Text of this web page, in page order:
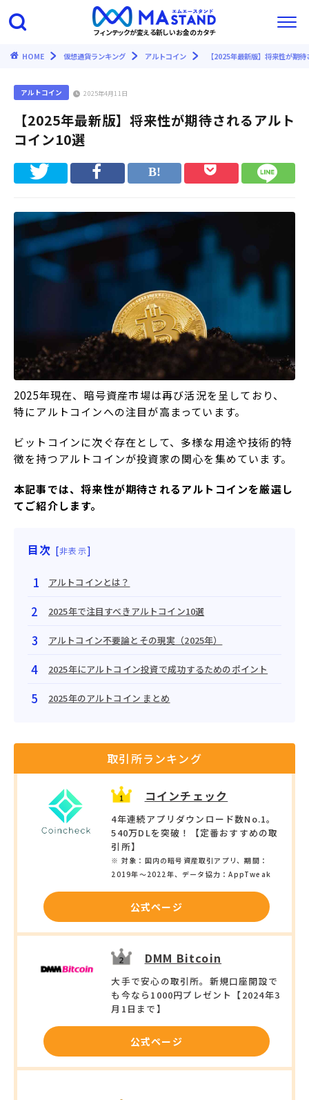
フィンテックが変える新しいお金のカタチ
HOME 仮想通貨ランキング アルトコイン 【2025年最新版】将来性が期
アルトコイン 2025年4月11日
【2025年最新版】将来性が期待されるアルト
コイン10選
2025年現在、暗号資産市場は再び活況を呈しており、
特にアルトコインへの注目が高まっています。
​ビットコインに次ぐ存在として、多様な用途や技術的特
徴を持つアルトコインが投資家の関心を集めています。
​本記事では、将来性が期待されるアルトコインを厳選し
てご紹介します。
目次 [非表示]
アルトコインとは？
2025年で注目すべきアルトコイン10選
アルトコイン不要論とその現実（2025年）
2025年にアルトコイン投資で成功するためのポイント
2025年のアルトコイン まとめ
取引所ランキング
コインチェック
4年連続アプリダウンロード数No.1。
540万DLを突破！【定番おすすめの取
引所】
※ 対象：国内の暗号資産取引アプリ、期間：
2019年〜2022年、データ協力：AppTweak
公式ページ
DMM Bitcoin
大手で安心の取引所。新規口座開設で
も今なら1000円プレゼント【2024年3
月1日まで】
公式ページ